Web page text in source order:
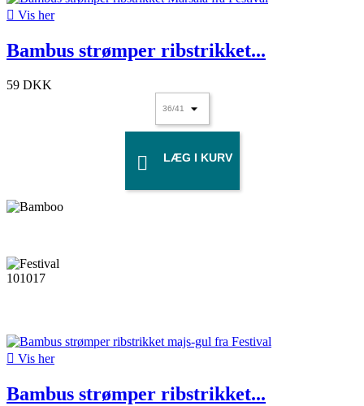
 Vis her
Bambus strømper ribstrikket...
59 DKK
 LÆG I KURV
 Vis her
Bambus strømper ribstrikket...